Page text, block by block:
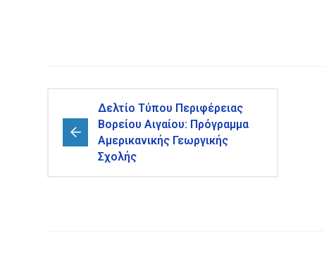
Δελτίο Τύπου Περιφέρειας
Βορείου Αιγαίου: Πρόγραμμα
Αμερικανικής Γεωργικής
Σχολής